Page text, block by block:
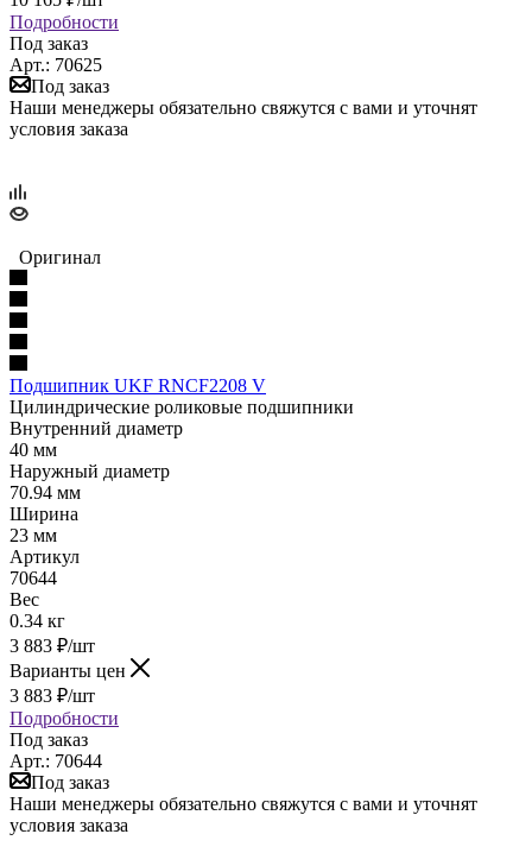
Подробности
Под заказ
Арт.: 70625
Под заказ
Наши менеджеры обязательно свяжутся с вами и уточнят
условия заказа
Оригинал
Подшипник UKF RNCF2208 V
Цилиндрические роликовые подшипники
Внутренний диаметр
40 мм
Наружный диаметр
70.94 мм
Ширина
23 мм
Артикул
70644
Вес
0.34 кг
3 883 ₽/шт
Варианты цен
3 883 ₽/шт
Подробности
Под заказ
Арт.: 70644
Под заказ
Наши менеджеры обязательно свяжутся с вами и уточнят
условия заказа